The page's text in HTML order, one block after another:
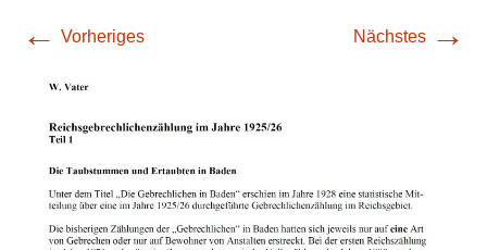
← Vorheriges Nächstes →